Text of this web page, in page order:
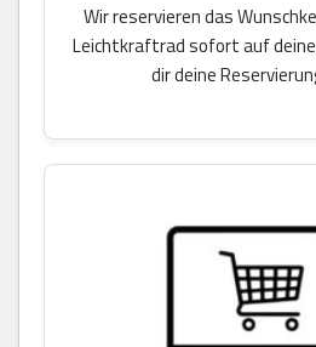
Wir reservieren das
Leichtkraftrad sofort auf
dir deine